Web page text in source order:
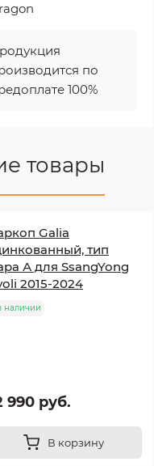
по
100%
товары
Galia
тип
А для SsangYong
2015-2024
наличии
990 руб.
В корзину